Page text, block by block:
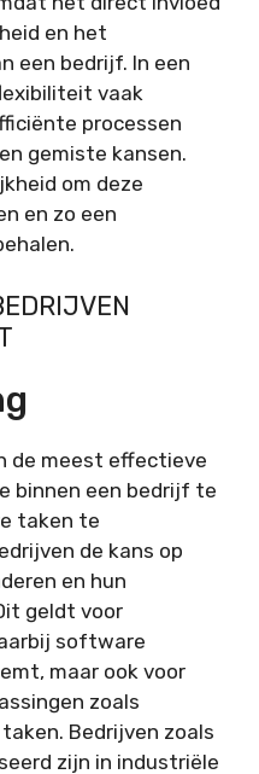
en het
een bedrijf. In een
vaak
processen
gemiste kansen.
om deze
en zo een
de meest effectieve
binnen een bedrijf te
taken te
de kans op
en hun
geldt voor
software
maar ook voor
zoals
Bedrijven zoals
zijn in industriële